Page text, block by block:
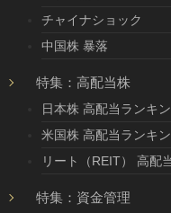
チャイナショック
中国株 暴落
特集：高配当株
日本株 高配当ランキ
米国株 高配当ランキ
リート（REIT） 高配
特集：資金管理